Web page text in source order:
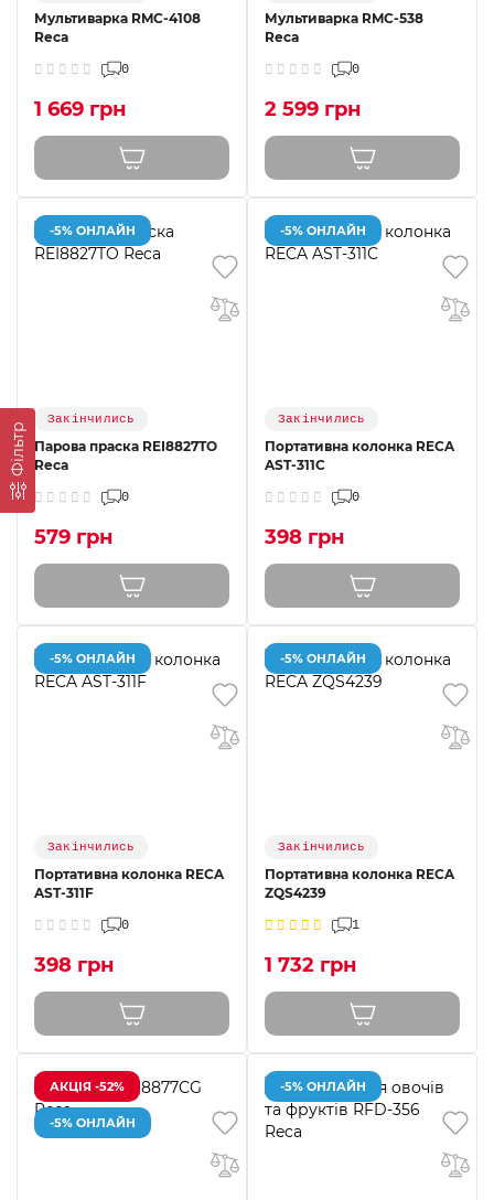
Фільтр
Мультиварка RMC-4108
Reca
0
1 669 грн
Мультиварка RMC-538
Reca
0
2 599 грн
-5% ОНЛАЙН
Закінчились
Парова праска REI8827TO
Reca
0
579 грн
-5% ОНЛАЙН
Закінчились
Портативна колонка RECA
AST-311C
0
398 грн
-5% ОНЛАЙН
Закінчились
Портативна колонка RECA
AST-311F
0
398 грн
-5% ОНЛАЙН
Закінчились
Портативна колонка RECA
ZQS4239
1
1 732 грн
АКЦІЯ -52%
-5% ОНЛАЙН
-5% ОНЛАЙН